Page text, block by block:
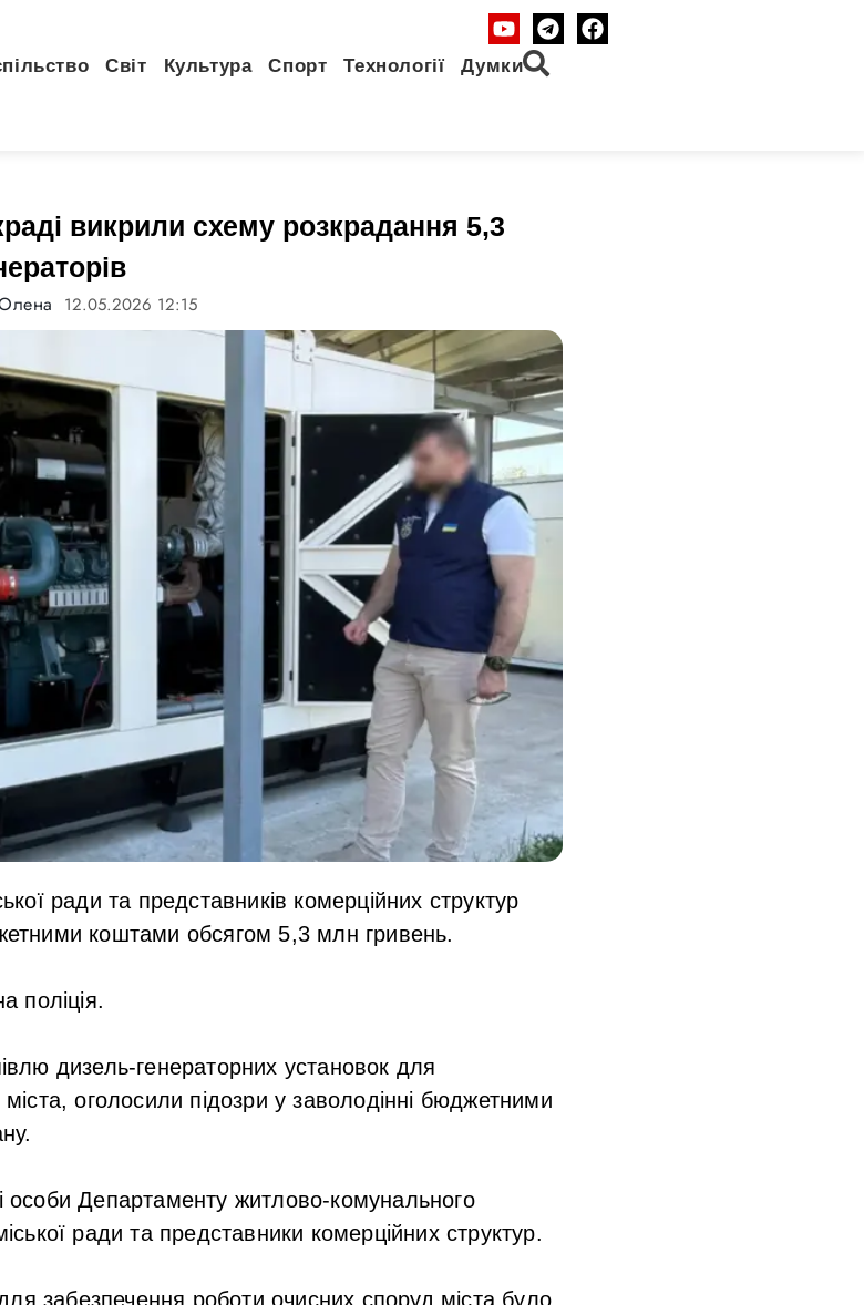
Світ Культура Спорт Технології Думки
викрили схему розкрадання 5,3
12.05.2026 12:15
ради та представників комерційних структур
коштами обсягом 5,3 млн гривень.
поліція.
дизель-генераторних установок для
оголосили підозри у заволодінні бюджетними
особи Департаменту житлово-комунального
ради та представники комерційних структур.
забезпечення роботи очисних споруд міста було